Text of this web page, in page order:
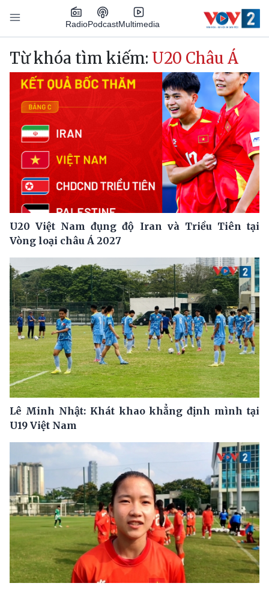
Nhảy đến nội dung
RadioPodcastMultimedia
Main navigation
Từ khóa tìm kiếm: U20 Châu Á
U20 Việt Nam đụng độ Iran và Triều Tiên tại
Vòng loại châu Á 2027
Lê Minh Nhật: Khát khao khẳng định mình tại
U19 Việt Nam